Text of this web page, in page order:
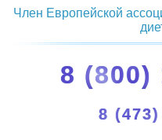
Член Европейской
8 (800)
8